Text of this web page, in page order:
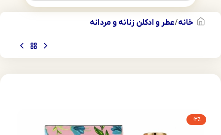
خانه عطر و ادکلن زنانه و مردانه
-3%